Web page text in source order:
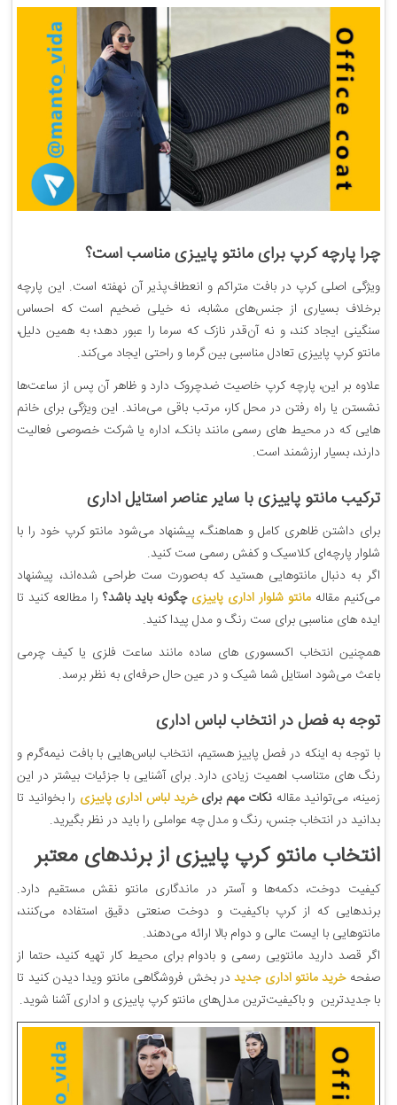
چرا پارچه کرپ برای مانتو پاییزی مناسب است؟
ویژگی اصلی کرپ در بافت متراکم و انعطاف‌پذیر آن نهفته است. این پارچه
برخلاف بسیاری از جنس‌های مشابه، نه خیلی ضخیم است که احساس
سنگینی ایجاد کند، و نه آن‌قدر نازک که سرما را عبور دهد؛ به همین دلیل،
مانتو کرپ پاییزی تعادل مناسبی بین گرما و راحتی ایجاد می‌کند.
علاوه بر این، پارچه کرپ خاصیت ضدچروک دارد و ظاهر آن پس از ساعت‌ها
نشستن یا راه رفتن در محل کار، مرتب باقی می‌ماند. این ویژگی برای خانم
هایی که در محیط های رسمی مانند بانک، اداره یا شرکت خصوصی فعالیت
دارند، بسیار ارزشمند است.
ترکیب مانتو پاییزی با سایر عناصر استایل اداری
برای داشتن ظاهری کامل و هماهنگ، پیشنهاد می‌شود مانتو کرپ خود را با
شلوار پارچه‌ای کلاسیک و کفش رسمی ست کنید.
اگر به دنبال مانتوهایی هستید که به‌صورت ست طراحی شده‌اند، پیشنهاد
می‌کنیم مقالهمانتو شلوار اداری پاییزی چگونه باید باشد؟ را مطالعه کنید تا
ایده های مناسبی برای ست رنگ و مدل پیدا کنید.
همچنین انتخاب اکسسوری های ساده مانند ساعت فلزی یا کیف چرمی
باعث می‌شود استایل شما شیک و در عین حال حرفه‌ای به نظر برسد.
توجه به فصل در انتخاب لباس اداری
با توجه به اینکه در فصل پاییز هستیم، انتخاب لباس‌هایی با بافت نیمه‌گرم و
رنگ های متناسب اهمیت زیادی دارد. برای آشنایی با جزئیات بیشتر در این
زمینه، می‌توانید مقاله نکات مهم برایخرید لباس اداری پاییزی را بخوانید تا
بدانید در انتخاب جنس، رنگ و مدل چه عواملی را باید در نظر بگیرید.
انتخاب مانتو کرپ پاییزی از برندهای معتبر
کیفیت دوخت، دکمه‌ها و آستر در ماندگاری مانتو نقش مستقیم دارد.
برندهایی که از کرپ باکیفیت و دوخت صنعتی دقیق استفاده می‌کنند،
مانتوهایی با ایست عالی و دوام بالا ارائه می‌دهند.
اگر قصد دارید مانتویی رسمی و بادوام برای محیط کار تهیه کنید، حتما از
صفحهخرید مانتو اداری جدیددر بخش فروشگاهی مانتو ویدا دیدن کنید تا
با جدیدترین و باکیفیت‌ترین مدل‌های مانتو کرپ پاییزی و اداری آشنا شوید.